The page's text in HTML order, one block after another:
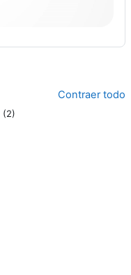
Contraer todo
(2)